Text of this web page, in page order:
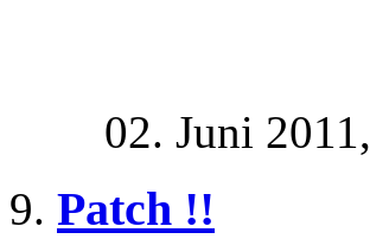
02. Juni 2011,
Patch !!